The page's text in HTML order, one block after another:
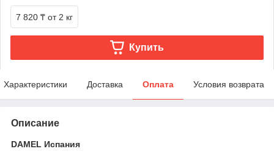
7 820 ₸ от 2 кг
Купить
Характеристики Доставка Оплата Условия возврата
Описание
DAMEL Испания